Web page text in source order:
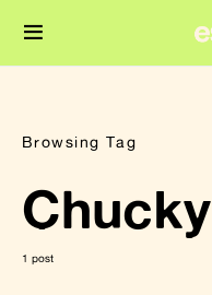
Browsing Tag
Chucky
1 post